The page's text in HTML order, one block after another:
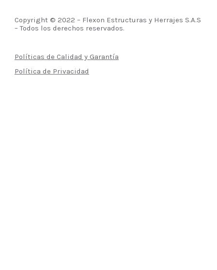
Copyright © 2022 – Flexon Estructuras y Herrajes S.A.S
– Todos los derechos reservados.
Políticas de Calidad y Garantía
Política de Privacidad